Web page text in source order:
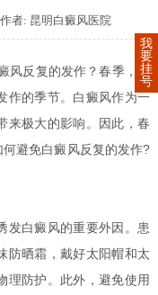
作者: 昆明白癜风医院
反复的发作？春季，万
作的季节。白癜风作为一
来极大的影响。因此，春
避免白癜风反复的发作?
白癜风的重要外因。患
防晒霜，戴好太阳帽和太
理防护。此外，避免使用
我
要
挂
号